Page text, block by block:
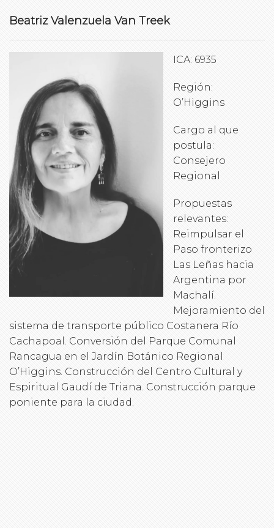
Beatriz Valenzuela Van Treek
ICA: 6935
Región:
O’Higgins
Cargo al que
postula:
Consejero
Regional
Propuestas
relevantes:
Reimpulsar el
Paso fronterizo
Las Leñas hacia
Argentina por
Machalí.
Mejoramiento del
sistema de transporte público Costanera Río
Cachapoal. Conversión del Parque Comunal
Rancagua en el Jardín Botánico Regional
O’Higgins. Construcción del Centro Cultural y
Espiritual Gaudí de Triana. Construcción parque
poniente para la ciudad.